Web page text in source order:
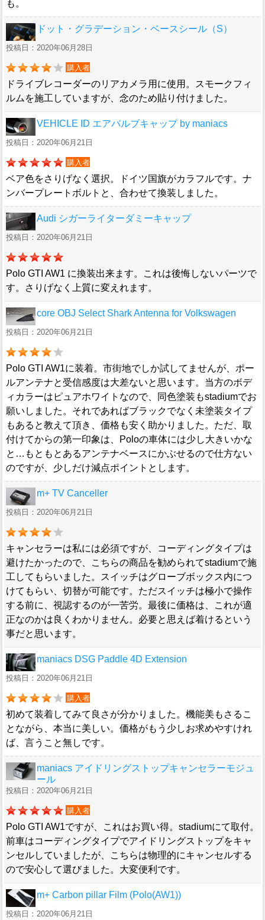
も。
ドット・グラデーション・ベースシール（S）
投稿日：2020年06月28日
購入者
ドライブレコーダーのリアカメラ用に使用。スモークフィ
ルムを施工していますが、念のため貼り付けました。
VEHICLE ID エアバルブキャップ by maniacs
投稿日：2020年06月21日
購入者
ベア色をさりげなく選択。ドイツ国旗がカラフルです。ナ
ンバープレートボルトと、合わせて換装しました。
Audi シガーライターダミーキャップ
投稿日：2020年06月21日
Polo GTI AW1 に換装出来ます。これは後悔しないパーツで
す。さりげなく上質に変えれます。
core OBJ Select Shark Antenna for Volkswagen
投稿日：2020年06月21日
Polo GTI AW1に装着。市街地でしか試してませんが、ポー
ルアンテナと受信感度は大差ないと思います。当方のボデ
ィカラーはピュアホワイトなので、同色塗装もstadiumでお
願いしました。それであればブラックでなく未塗装タイプ
もあると教えて頂き、価格も安く助かりました。ただ、取
付けてからの第一印象は、Poloの車体には少し大きいかな
と…もともとあるアンテナベースにかぶせるので仕方ない
のですが、少しだけ減点ポイントとします。
m+ TV Canceller
投稿日：2020年06月21日
キャンセラーは私には必須ですが、コーディングタイプは
避けたかったので、こちらの商品を勧められてstadiumで施
工してもらいました。スイッチはグローブボックス内につ
けてもらい、切替が可能です。ただスイッチは極小で操作
する前に、視認するのが一苦労。最後に価格は、これが適
正なのかは良くわかりません。必要と思えば着けるという
事だと思います。
maniacs DSG Paddle 4D Extension
投稿日：2020年06月21日
購入者
初めて装着してみて良さが分かりました。機能美もさるこ
とながら、本当に美しい。価格がもう少しお求めやすけれ
ば、言うこと無しです。
maniacs アイドリングストップキャンセラーモジュ
ール
投稿日：2020年06月21日
購入者
Polo GTI AW1ですが、これはお買い得。stadiumにて取付。
前車はコーディングタイプでアイドリングストップをキャ
ンセルしていましたが、こちらは物理的にキャンセルする
ので安心して選びました。大変便利です。
m+ Carbon pillar Film (Polo(AW1))
投稿日：2020年06月21日